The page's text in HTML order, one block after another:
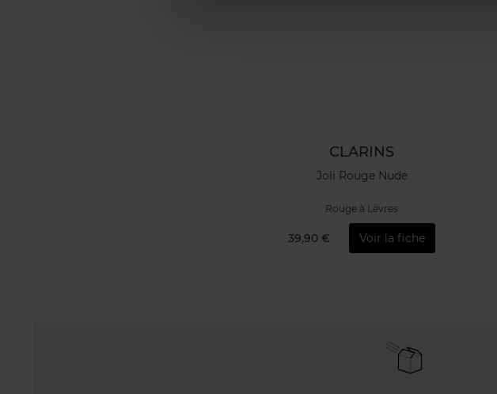
CLARINS
Joli Rouge Nude
Rouge à Lèvres
39,90 € Voir la fiche